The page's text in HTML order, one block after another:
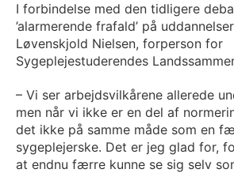
I forbindelse med den tidligere
’alarmerende frafald’ på
Løvenskjold Nielsen, forperson for
Sygeplejestuderendes
– Vi ser arbejdsvilkårene allerede
men når vi ikke er en del af
det ikke på samme måde som en
sygeplejerske. Det er jeg glad for,
at endnu færre kunne se sig selv